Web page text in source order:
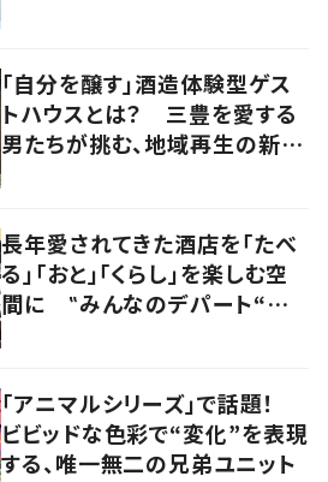
「自分を醸す」酒造体験型ゲス
トハウスとは？ 三豊を愛する
男たちが挑む、地域再生の新し
長年愛されてきた酒店を「たべ
る」「おと」「くらし」を楽しむ空
間に ‟みんなのデパート“の
「アニマルシリーズ」で話題！
ビビッドな色彩で“変化”を表現
する、唯一無二の兄弟ユニット